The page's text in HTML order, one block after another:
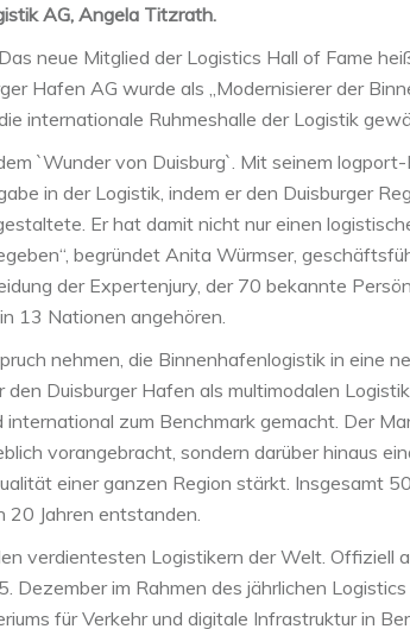
AG, Angela Titzrath.
neue Mitglied der Logistics Hall of Fame
Hafen AG wurde als „Modernisierer der
internationale Ruhmeshalle der Logistik
`Wunder von Duisburg`. Mit seinem
in der Logistik, indem er den Duisburger
Er hat damit nicht nur einen
begründet Anita Würmser,
der Expertenjury, der 70 bekannte
13 Nationen angehören.
nehmen, die Binnenhafenlogistik in eine
Duisburger Hafen als multimodalen
zum Benchmark gemacht. Der
vorangebracht, sondern darüber hinaus
einer ganzen Region stärkt. Insgesamt
20 Jahren entstanden.
verdientesten Logistikern der Welt. Offiziell
Dezember im Rahmen des jährlichen
für Verkehr und digitale Infrastruktur in